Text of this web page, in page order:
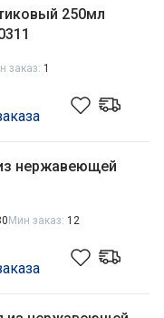
250мл
заказ: 1
нержавеющей
Мин заказ: 12